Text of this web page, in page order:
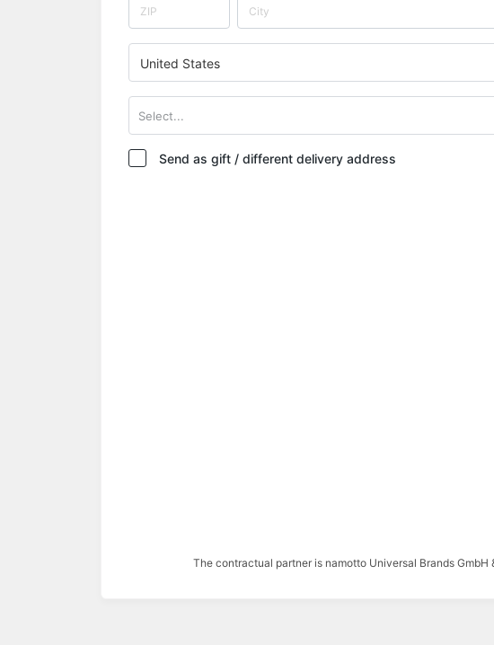
United States
Select...
Send as gift / different delivery address
The contractual partner is namotto Universal Brands